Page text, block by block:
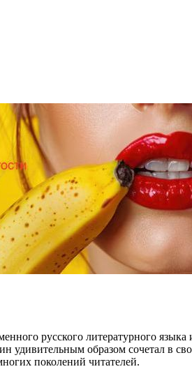
русского литературного
образом сочетал в
поколений читателей.